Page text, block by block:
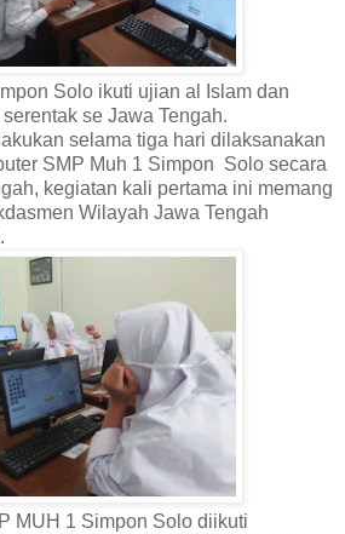
Solo ikuti ujian al Islam dan
se Jawa Tengah.
selama tiga hari dilaksanakan
SMP Muh 1 Simpon Solo secara
kegiatan kali pertama ini memang
Wilayah Jawa Tengah
MUH 1 Simpon Solo diikuti